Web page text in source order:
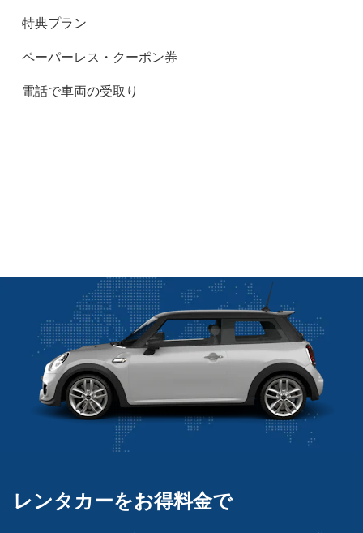
特典プラン
ペーパーレス・クーポン券
電話で車両の受取り
レンタカーをお得料金で